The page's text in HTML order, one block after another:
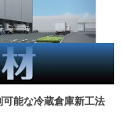
可能な冷蔵倉庫新工法